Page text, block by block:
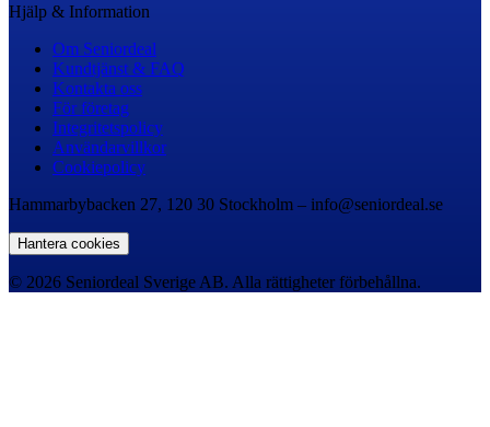
Hjälp & Information
Om Seniordeal
Kundtjänst & FAQ
Kontakta oss
För företag
Integritetspolicy
Användarvillkor
Cookiepolicy
Hammarbybacken 27, 120 30 Stockholm – info@seniordeal.se
Hantera cookies
© 2026 Seniordeal Sverige AB. Alla rättigheter förbehållna.